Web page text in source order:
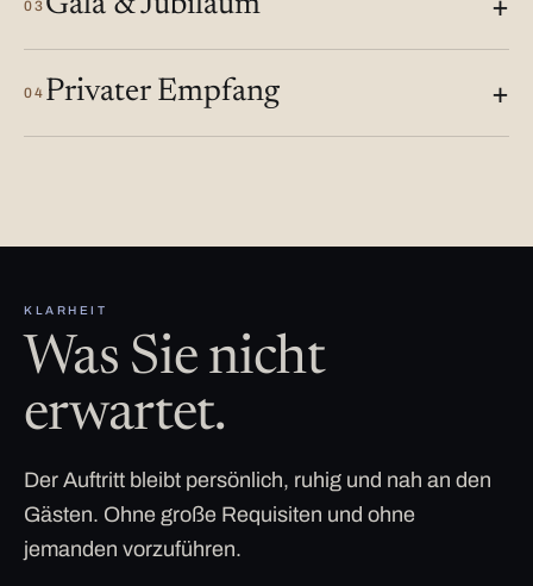
03
04 Privater Empfang
KLARHEIT
Was Sie nicht
erwartet.
Der Auftritt bleibt persönlich, ruhig und nah an den
Gästen. Ohne große Requisiten und ohne
jemanden vorzuführen.